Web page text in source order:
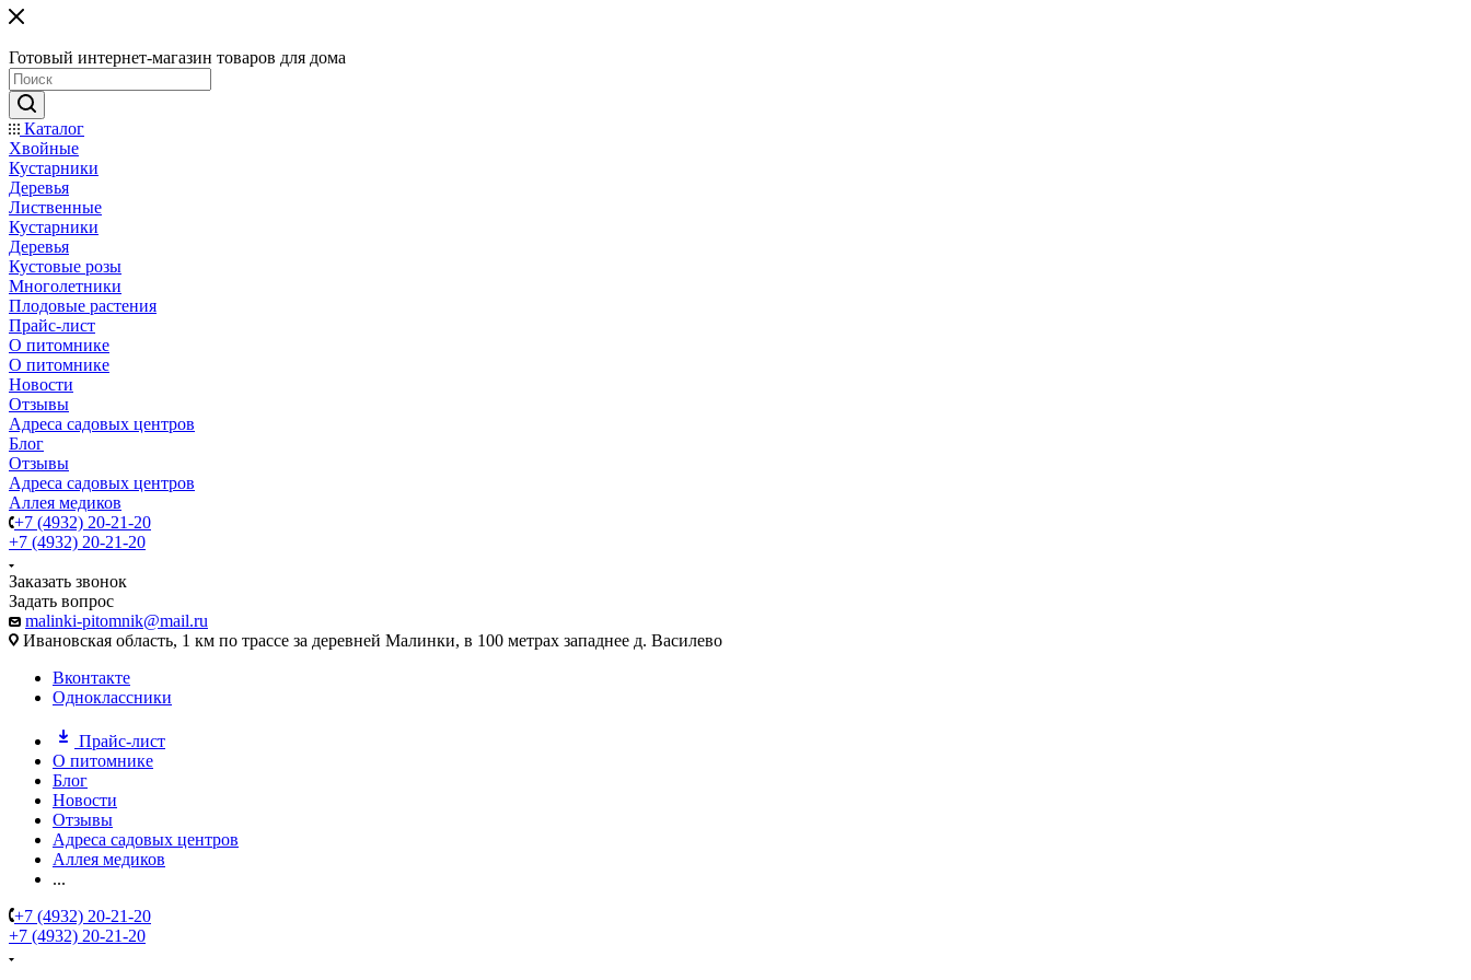
Готовый интернет-магазин товаров для дома
Каталог
Хвойные
Кустарники
Деревья
Лиственные
Кустарники
Деревья
Кустовые розы
Многолетники
Плодовые растения
Прайс-лист
О питомнике
О питомнике
Новости
Отзывы
Адреса садовых центров
Блог
Отзывы
Адреса садовых центров
Аллея медиков
+7 (4932) 20-21-20
+7 (4932) 20-21-20
Заказать звонок
Задать вопрос
malinki-pitomnik@mail.ru
Ивановская область, 1 км по трассе за деревней Малинки, в 100 метрах западнее д. Василево
Вконтакте
Одноклассники
Прайс-лист
О питомнике
Блог
Новости
Отзывы
Адреса садовых центров
Аллея медиков
...
+7 (4932) 20-21-20
+7 (4932) 20-21-20